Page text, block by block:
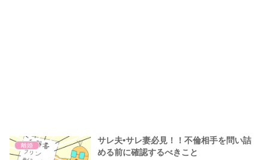
離婚
サレ夫•サレ妻必見！！不倫相手を問い詰
める前に確認するべきこと